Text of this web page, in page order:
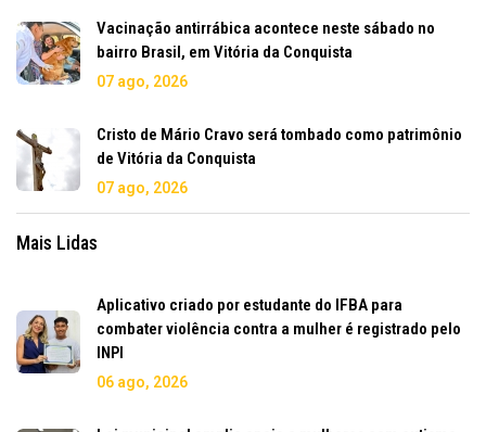
Vacinação antirrábica acontece neste sábado no
bairro Brasil, em Vitória da Conquista
07 ago, 2026
Cristo de Mário Cravo será tombado como patrimônio
de Vitória da Conquista
07 ago, 2026
Mais Lidas
Aplicativo criado por estudante do IFBA para
combater violência contra a mulher é registrado pelo
INPI
06 ago, 2026